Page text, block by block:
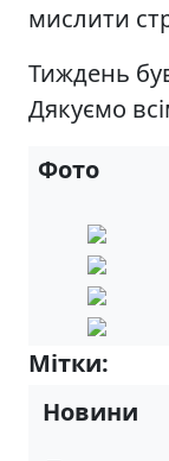
мислити
Тиждень
Дякуємо
Фото
Мітки:
Новини